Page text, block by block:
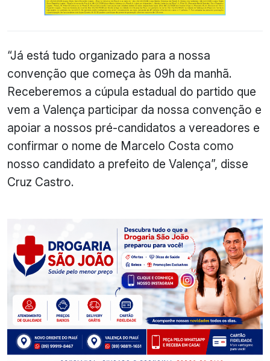
“Já está tudo organizado para a nossa
convenção que começa às 09h da manhã.
Receberemos a cúpula estadual do partido que
vem a Valença participar da nossa convenção e
apoiar a nossos pré-candidatos a vereadores e
confirmar o nome de Marcelo Costa como
nosso candidato a prefeito de Valença”, disse
Cruz Castro.